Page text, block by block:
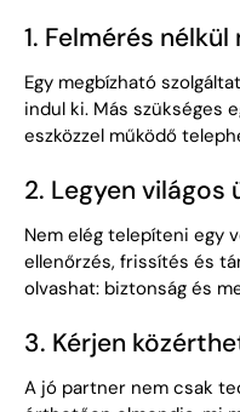
1. Felmérés
Egy megbízható
indul ki. Más szükséges
eszközzel működő
2. Legyen
Nem elég telepíteni egy
ellenőrzés, frissítés és
olvashat: biztonság és
3. Kérjen
A jó partner nem csak